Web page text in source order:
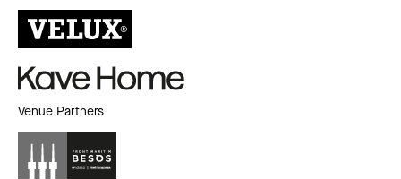
Venue Partners